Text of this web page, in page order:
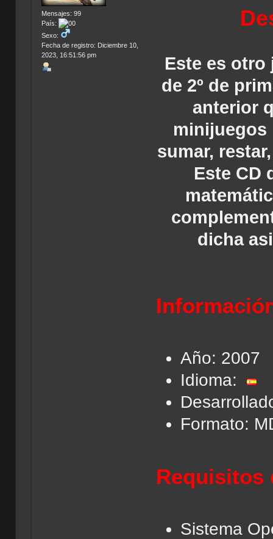
Mensajes: 99
País:
Sexo:
Fecha de registro: Diciembre 10,
2023, 16:51:56 pm
Este es otro
de 2º de
anterior
minijuegos
sumar,
Este CD
dicha
Año: 2007
Idioma:
Formato:
Requisitos
Sistema